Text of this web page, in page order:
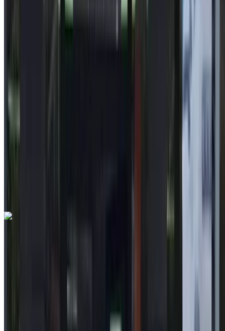
à vendre en Tanger: Blanc Berline, Hybride Voiture, Autres
Spécifications, Auto 4-porte
Aéroport international de Tanger, Tanger
EMI
MAD 2,466
Toyota C-HR 1.8 Hybride DYNAMIC+ 2021
Aéroport international de Tanger, Tanger